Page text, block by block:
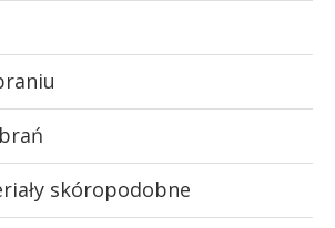
skóropodobne